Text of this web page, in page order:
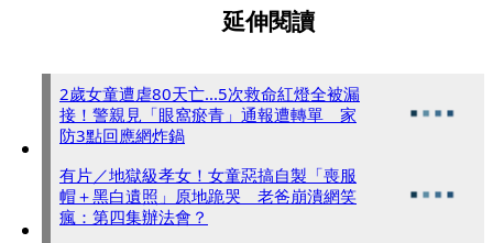
延伸閱讀
2歲女童遭虐80天亡...5次救命紅燈全被漏
接！警親見「眼窩瘀青」通報遭轉單 家
防3點回應網炸鍋
有片／地獄級孝女！女童惡搞自製「喪服
帽＋黑白遺照」原地跪哭 老爸崩潰網笑
瘋：第四集辦法會？